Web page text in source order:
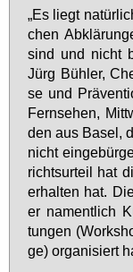
„Es liegt
chen
sind und nicht
Jürg Büh­ler,
se und
Fern­se­hen,
den aus Ba­sel,
nicht
richts­ur­teil hat
er­hal­ten hat.
er na­ment­lich
tun­gen
ge) or­ga­ni­siert